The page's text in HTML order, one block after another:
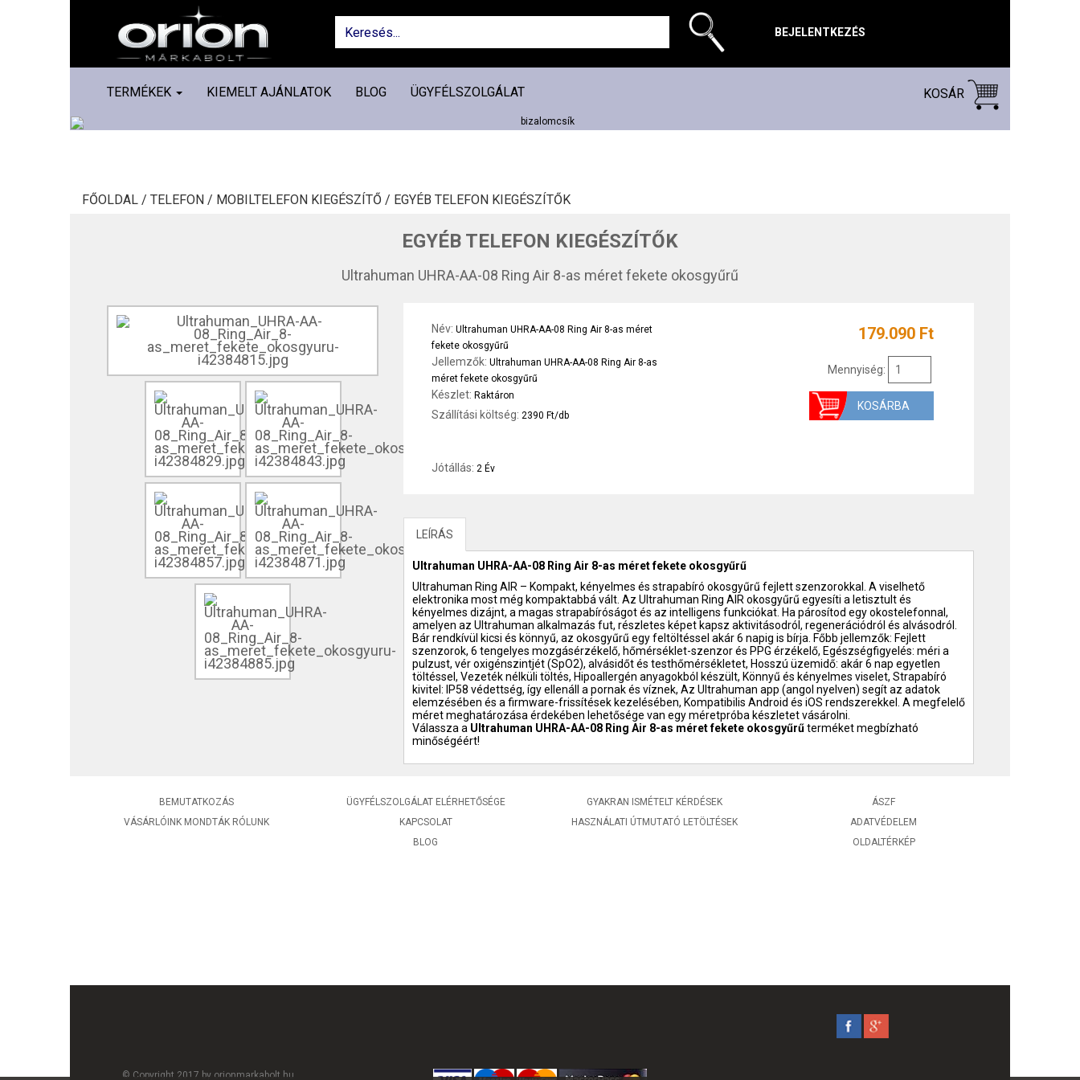
BEJELENTKEZÉS
TERMÉKEK KIEMELT AJÁNLATOK BLOG ÜGYFÉLSZOLGÁLAT KOSÁR
FŐOLDAL / TELEFON / MOBILTELEFON KIEGÉSZÍTŐ / EGYÉB TELEFON KIEGÉSZÍTŐK
EGYÉB TELEFON KIEGÉSZÍTŐK
Ultrahuman UHRA-AA-08 Ring Air 8-as méret fekete okosgyűrű
Név: Ultrahuman UHRA-AA-08 Ring Air 8-as méret
fekete okosgyűrű
Jellemzők: Ultrahuman UHRA-AA-08 Ring Air 8-as
méret fekete okosgyűrű
Készlet: Raktáron
Szállítási költség: 2390 Ft/db
Jótállás: 2 Év
179.090 Ft
Mennyiség:
LEÍRÁS
Ultrahuman UHRA-AA-08 Ring Air 8-as méret fekete okosgyűrű
Ultrahuman Ring AIR – Kompakt, kényelmes és strapabíró okosgyűrű fejlett szenzorokkal. A viselhető
elektronika most még kompaktabbá vált. Az Ultrahuman Ring AIR okosgyűrű egyesíti a letisztult és
kényelmes dizájnt, a magas strapabíróságot és az intelligens funkciókat. Ha párosítod egy okostelefonnal,
amelyen az Ultrahuman alkalmazás fut, részletes képet kapsz aktivitásodról, regenerációdról és alvásodról.
Bár rendkívül kicsi és könnyű, az okosgyűrű egy feltöltéssel akár 6 napig is bírja. Főbb jellemzők: Fejlett
szenzorok, 6 tengelyes mozgásérzékelő, hőmérséklet-szenzor és PPG érzékelő, Egészségfigyelés: méri a
pulzust, vér oxigénszintjét (SpO2), alvásidőt és testhőmérsékletet, Hosszú üzemidő: akár 6 nap egyetlen
töltéssel, Vezeték nélküli töltés, Hipoallergén anyagokból készült, Könnyű és kényelmes viselet, Strapabíró
kivitel: IP58 védettség, így ellenáll a pornak és víznek, Az Ultrahuman app (angol nyelven) segít az adatok
elemzésében és a firmware-frissítések kezelésében, Kompatibilis Android és iOS rendszerekkel. A megfelelő
méret meghatározása érdekében lehetősége van egy méretpróba készletet vásárolni.
Válassza a Ultrahuman UHRA-AA-08 Ring Air 8-as méret fekete okosgyűrűterméket megbízható
minőségéért!
BEMUTATKOZÁS
VÁSÁRLÓINK MONDTÁK RÓLUNK
ÜGYFÉLSZOLGÁLAT ELÉRHETŐSÉGE
KAPCSOLAT
BLOG
GYAKRAN ISMÉTELT KÉRDÉSEK
HASZNÁLATI ÚTMUTATÓ LETÖLTÉSEK
ÁSZF
ADATVÉDELEM
OLDALTÉRKÉP
© Copyright 2017 by orionmarkabolt.hu